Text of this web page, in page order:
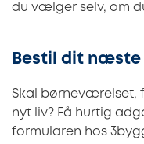
du vælger selv, om
Bestil dit næste
Skal børneværelset,
nyt liv? Få hurtig
formularen hos